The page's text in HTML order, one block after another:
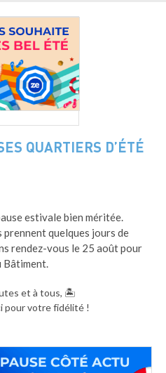
QUARTIERS D’ÉTÉ
estivale bien méritée.
quelques jours de
rendez-vous le 25 août pour
et à tous, 🏝️
pour votre fidélité !